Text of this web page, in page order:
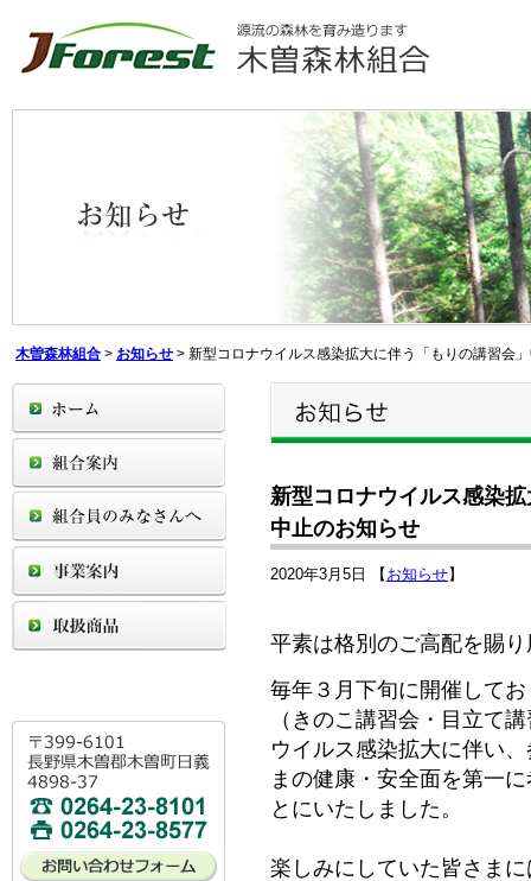
木曽森林組合 > お知らせ > 新型コロナウイルス感染拡大に伴う「もりの講習会
新型コロナウイルス感染
中止のお知らせ
2020年3月5日 【 お知らせ】
平素は格別のご高配を賜
毎年３月下旬に開催して
（きのこ講習会・目立て
ウイルス感染拡大に伴い
まの健康・安全面を第一
とにいたしました。
楽しみにしていた皆さま